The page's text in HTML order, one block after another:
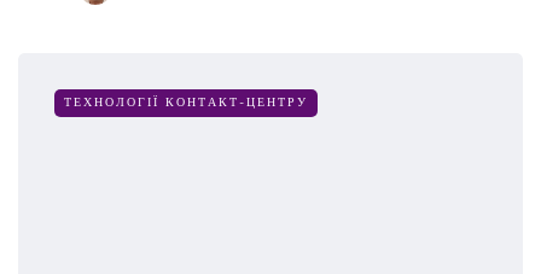
ТЕХНОЛОГІЇ КОНТАКТ-ЦЕНТРУ